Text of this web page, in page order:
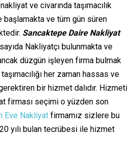
ve civarında taşımacılık
başlamakta ve tüm gün süren
Sancaktepe Daire Nakliyat
Nakliyatçı bulunmakta ve
düzgün işleyen firma bulmak
her zaman hassas ve
bir hizmet dalıdır. Hizmeti
firması seçimi o yüzden son
Eve Nakliyat firmamız sizlere bu
yılı bulan tecrübesi ile hizmet